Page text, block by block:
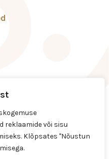
reklaamide või sisu
Klõpsates "Nõustun